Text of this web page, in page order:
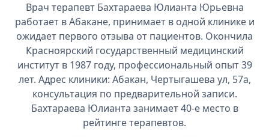
Врач терапевт Бахтараева Юлианта Юрьевна
работает в Абакане, принимает в одной клинике и
ожидает первого отзыва от пациентов. Окончила
Красноярский государственный медицинский
институт в 1987 году, профессиональный опыт 39
лет. Адрес клиники: Абакан, Чертыгашева ул, 57а,
консультация по предварительной записи.
Бахтараева Юлианта занимает 40-е место в
рейтинге терапевтов.